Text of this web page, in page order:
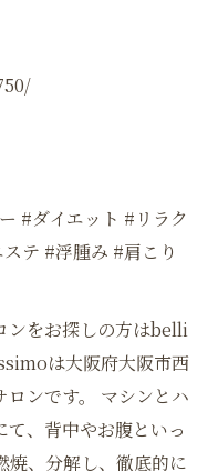
#ダイエット #リラク
テ #浮腫み #肩こり
ンをお探しの方はbelli
は大阪府大阪市西
ンです。 マシンとハ
て、背中やお腹といっ
焼、分解し、徹底的に